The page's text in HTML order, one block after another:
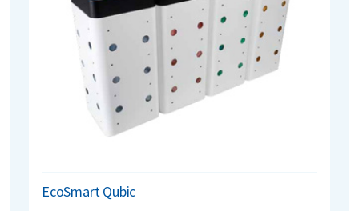
Vertrouwelijk papier
Alle soorten afval
EcoSmart Qubic